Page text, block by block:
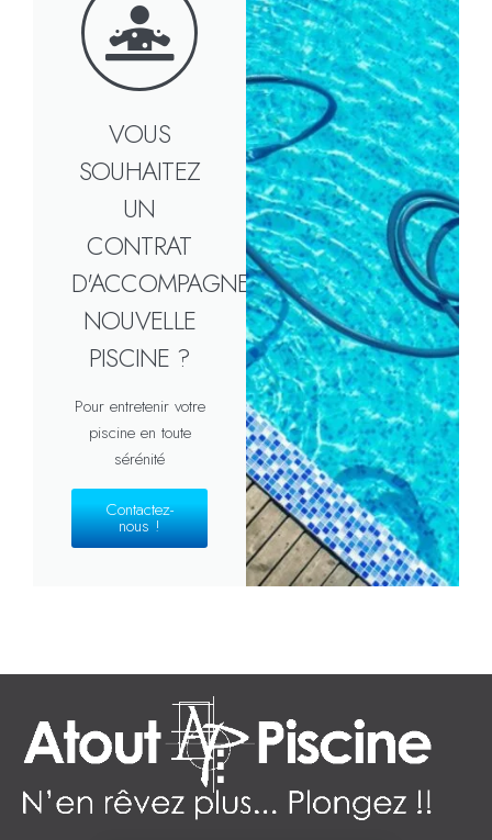
VOUS
SOUHAITEZ
UN
CONTRAT
D'ACCOMPAGNEMENT
NOUVELLE
PISCINE ?
Pour entretenir votre
piscine en toute
sérénité
Contactez-
nous !